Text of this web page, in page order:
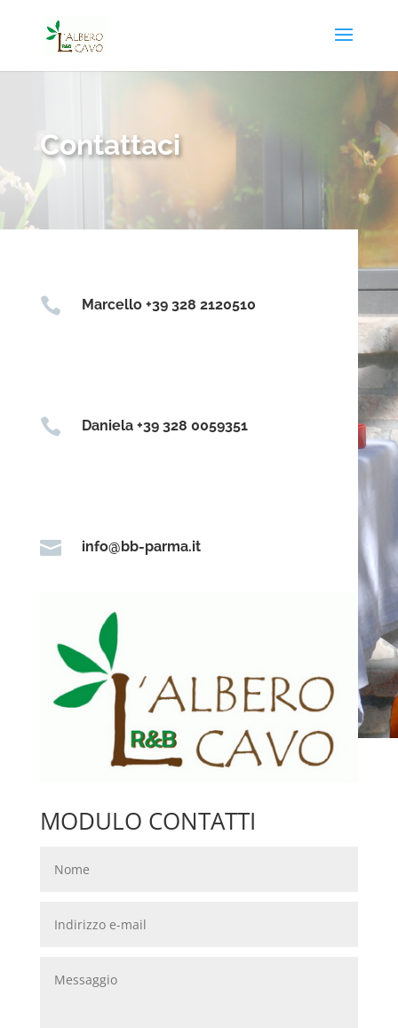
Contattaci
 Marcello +39 328 2120510
 Daniela +39 328 0059351
 info@bb-parma.it
MODULO CONTATTI